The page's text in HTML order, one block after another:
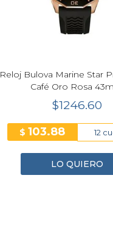
Reloj Bulova Marine Star
Café Oro Rosa
$1246.60
$ 103.88 12
LO QUIERO